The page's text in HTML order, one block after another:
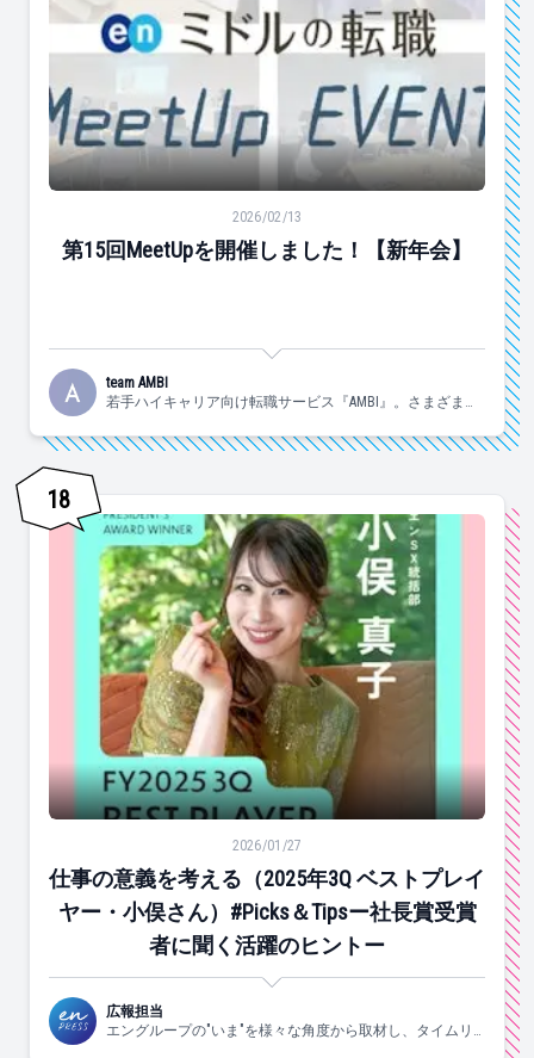
2026/02/13
第15回MeetUpを開催しました！【新年会】
team AMBI
若手ハイキャリア向け転職サービス『AMBI』。さまざまな
18
仕事の意義を考える（2025年3Q ベストプレイヤー・小
2026/01/27
仕事の意義を考える（2025年3Q ベストプレイ
ヤー・小俣さん）#Picks＆Tipsー社長賞受賞
者に聞く活躍のヒントー
広報担当
エングループの"いま"を様々な角度から取材し、タイムリ